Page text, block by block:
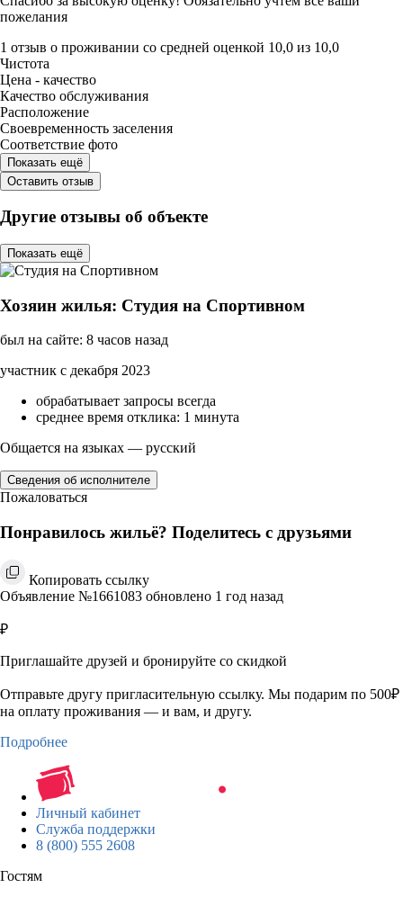
пожелания
1 отзыв о проживании со средней оценкой 10,0 из 10,0
Чистота
Цена - качество
Качество обслуживания
Расположение
Своевременность заселения
Соответствие фото
Показать ещё
Оставить отзыв
Другие отзывы об объекте
Показать ещё
Хозяин жилья: Студия на Спортивном
был на сайте: 8 часов назад
участник с декабря 2023
обрабатывает запросы всегда
среднее время отклика: 1 минута
Общается на языках — русский
Сведения об исполнителе
Пожаловаться
Понравилось жильё? Поделитесь с друзьями
Копировать ссылку
Объявление №1661083 обновлено 1 год назад
₽
Приглашайте друзей и бронируйте со скидкой
Отправьте другу пригласительную ссылку. Мы подарим по 500₽
на оплату проживания — и вам, и другу.
Подробнее
Личный кабинет
Служба поддержки
8 (800) 555 2608
Гостям